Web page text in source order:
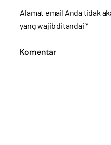
Alamat email Anda tidak
yang wajib ditandai*
Komentar